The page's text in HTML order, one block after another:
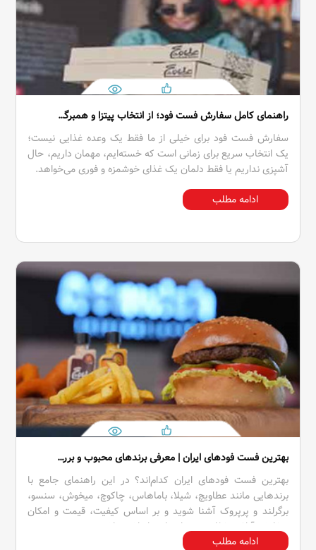
راهنمای کامل سفارش فست فود؛ از انتخاب پیتزا و همبرگر تا تجربه حرفه‌ای سفارش آنلاین غذا
سفارش فست فود برای خیلی از ما فقط یک وعده غذایی نیست؛
یک انتخاب سریع برای زمانی است که خسته‌ایم، مهمان داریم، حال
آشپزی نداریم یا فقط دلمان یک غذای خوشمزه و فوری می‌خواهد.
ادامه مطلب
بهترین فست فودهای ایران | معرفی برندهای محبوب و بررسی تخصصی کیفیت
بهترین فست فودهای ایران کدام‌اند؟ در این راهنمای جامع با
برندهایی مانند عطاویچ، شیلا، باماهاس، چاکوچ، میخوش، سنسو،
برگرلند و پرپروک آشنا شوید و بر اساس کیفیت، قیمت و امکان
سفارش آنلاین غذا بهترین انتخاب را داشته باشید.
ادامه مطلب